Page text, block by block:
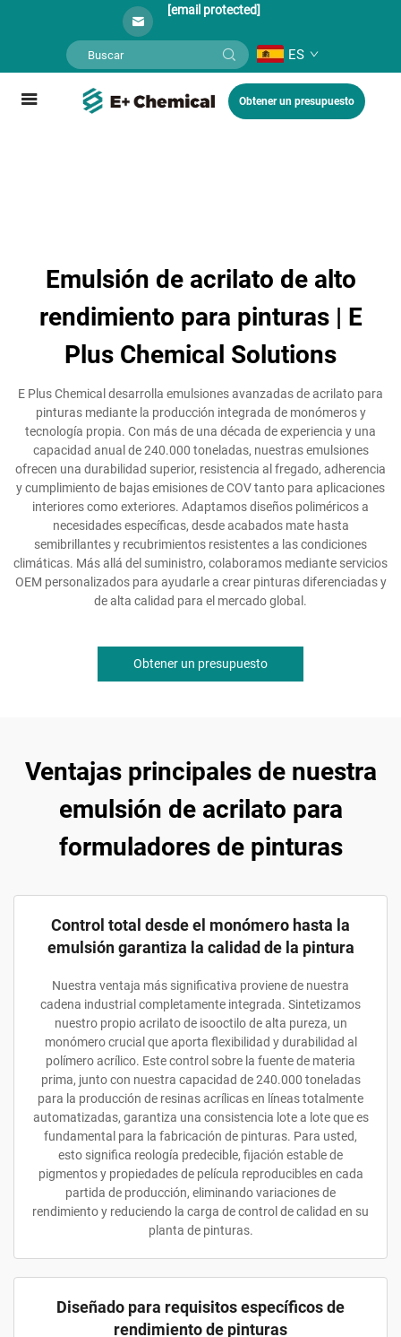
[email protected]
ES
Obtener un presupuesto
Emulsión de acrilato de alto
rendimiento para pinturas | E
Plus Chemical Solutions
E Plus Chemical desarrolla emulsiones avanzadas de acrilato para
pinturas mediante la producción integrada de monómeros y
tecnología propia. Con más de una década de experiencia y una
capacidad anual de 240.000 toneladas, nuestras emulsiones
ofrecen una durabilidad superior, resistencia al fregado, adherencia
y cumplimiento de bajas emisiones de COV tanto para aplicaciones
interiores como exteriores. Adaptamos diseños poliméricos a
necesidades específicas, desde acabados mate hasta
semibrillantes y recubrimientos resistentes a las condiciones
climáticas. Más allá del suministro, colaboramos mediante servicios
OEM personalizados para ayudarle a crear pinturas diferenciadas y
de alta calidad para el mercado global.
Obtener un presupuesto
Ventajas principales de nuestra
emulsión de acrilato para
formuladores de pinturas
Control total desde el monómero hasta la
emulsión garantiza la calidad de la pintura
Nuestra ventaja más significativa proviene de nuestra
cadena industrial completamente integrada. Sintetizamos
nuestro propio acrilato de isooctilo de alta pureza, un
monómero crucial que aporta flexibilidad y durabilidad al
polímero acrílico. Este control sobre la fuente de materia
prima, junto con nuestra capacidad de 240.000 toneladas
para la producción de resinas acrílicas en líneas totalmente
automatizadas, garantiza una consistencia lote a lote que es
fundamental para la fabricación de pinturas. Para usted,
esto significa reología predecible, fijación estable de
pigmentos y propiedades de película reproducibles en cada
partida de producción, eliminando variaciones de
rendimiento y reduciendo la carga de control de calidad en su
planta de pinturas.
Diseñado para requisitos específicos de
rendimiento de pinturas